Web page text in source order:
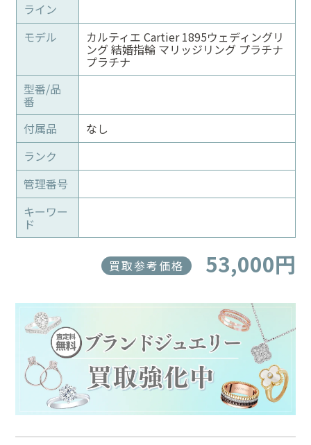
ライン
モデル
カルティエ Cartier 1895ウェディングリ
ング 結婚指輪 マリッジリング プラチナ
プラチナ
型番/品
番
付属品
なし
ランク
管理番号
キーワー
ド
買取参考価格 53,000円